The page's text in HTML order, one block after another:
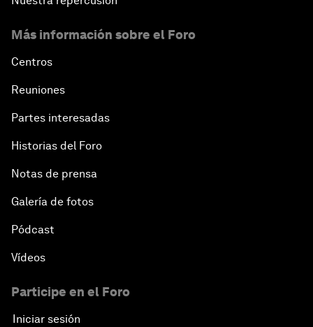
Más información sobre el Foro
Centros
Reuniones
Partes interesadas
Historias del Foro
Notas de prensa
Galería de fotos
Pódcast
Vídeos
Participe en el Foro
Iniciar sesión